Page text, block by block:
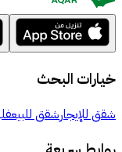
خيارات البحث
شقق للإيجارشقق للبيع